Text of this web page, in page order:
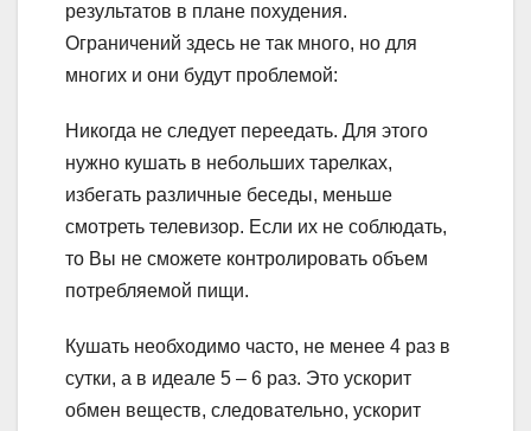
результатов в плане похудения.
Ограничений здесь не так много, но для
многих и они будут проблемой:
Никогда не следует переедать. Для этого
нужно кушать в небольших тарелках,
избегать различные беседы, меньше
смотреть телевизор. Если их не соблюдать,
то Вы не сможете контролировать объем
потребляемой пищи.
Кушать необходимо часто, не менее 4 раз в
сутки, а в идеале 5 – 6 раз. Это ускорит
обмен веществ, следовательно, ускорит